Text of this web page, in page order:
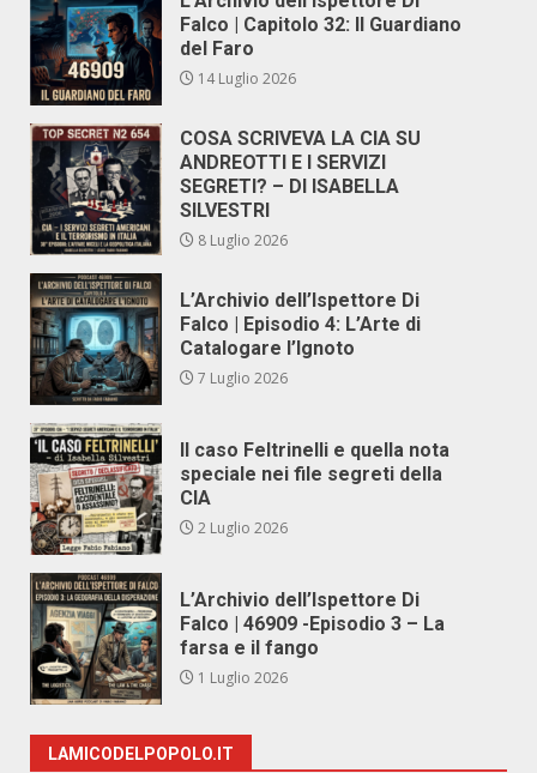
Falco | Capitolo 32: Il Guardiano
del Faro
14 Luglio 2026
COSA SCRIVEVA LA CIA SU
ANDREOTTI E I SERVIZI
SEGRETI? – DI ISABELLA
SILVESTRI
8 Luglio 2026
L’Archivio dell’Ispettore Di
Falco | Episodio 4: L’Arte di
Catalogare l’Ignoto
7 Luglio 2026
Il caso Feltrinelli e quella nota
speciale nei file segreti della
CIA
2 Luglio 2026
L’Archivio dell’Ispettore Di
Falco | 46909 -Episodio 3 – La
farsa e il fango
1 Luglio 2026
LAMICODELPOPOLO.IT